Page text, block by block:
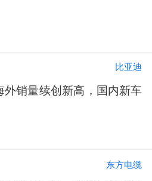
比亚迪
销量续创新高，国内新车
东方电缆